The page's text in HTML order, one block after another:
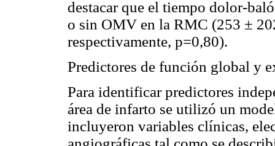
destacar que el tiempo dolor-
o sin OMV en la RMC (253 ±
respectivamente, p=0,80).
Predictores de función global y
Para identificar predictores
área de infarto se utilizó un
incluyeron variables clínicas,